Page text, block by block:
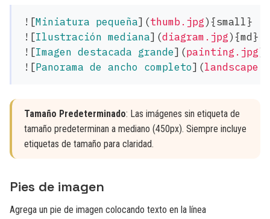
![Miniatura pequeña](thumb.jpg)
![Ilustración mediana](diagram.jpg)
![Imagen destacada grande](painting.jpg)
![Panorama de ancho completo](
Tamaño Predeterminado: Las imágenes sin etiqueta de
tamaño predeterminan a mediano (450px). Siempre incluye
etiquetas de tamaño para claridad.
Pies de imagen
Agrega un pie de imagen colocando texto en la línea